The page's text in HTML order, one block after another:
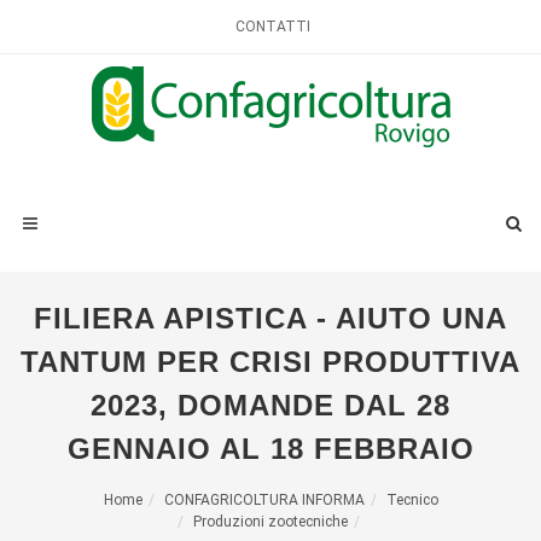
CONTATTI
FILIERA APISTICA - AIUTO UNA
TANTUM PER CRISI PRODUTTIVA
2023, DOMANDE DAL 28
GENNAIO AL 18 FEBBRAIO
Home CONFAGRICOLTURA INFORMA
Tecnico
Produzioni zootecniche